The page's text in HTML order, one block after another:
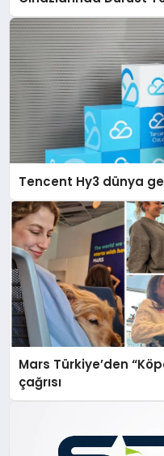
Tencent Hy3 dünya
Mars Türkiye’den
çağrısı